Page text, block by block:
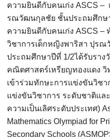
ความยินดีกับคนเก่ง ASCS –
รณวัฒนกุลชัย ชั้นประถมศึกษ
ความยินดีกับคนเก่ง ASCS –
วิชาการเด็กหญิงพาริสา ปุร
ประถมศึกษาปีที่ 1/2ได้รับราง
คณิตศาสตร์เหรียญทองแดง วิ
เข้าร่วมทักษะการแข่งขันวิชา
แข่งขันวิชาการ ระดับชาติแล
ความเป็นเลิศระดับประเทศ)
Mathematics Olympiad for
Secondary Schools